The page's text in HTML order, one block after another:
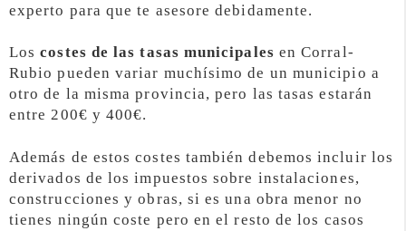
experto para que te asesore debidamente.
Loscostes de las tasas municipales en Corral-
Rubio pueden variar muchísimo de un municipio a
otro de la misma provincia, pero las tasas estarán
entre 200€ y 400€.
Además de estos costes también debemos incluir los
derivados de los impuestos sobre instalaciones,
construcciones y obras, si es una obra menor no
tienes ningún coste pero en el resto de los casos